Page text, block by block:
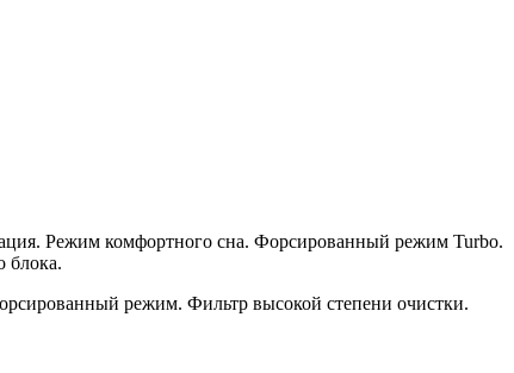
Режим комфортного сна. Форсированный режим Turbo.
блока.
режим. Фильтр высокой степени очистки.